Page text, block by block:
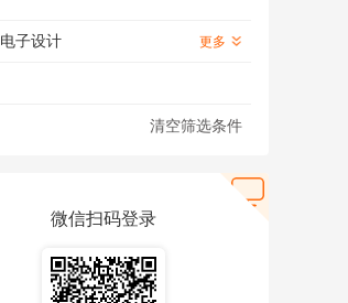
电子设计
更多
清空筛选条件
微信扫码登录